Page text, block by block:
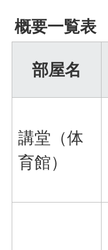
概要一覧表
部屋名
講堂（体
育館）